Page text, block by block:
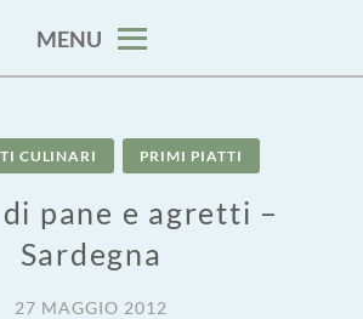
MENU
CULINARI PRIMI PIATTI
pane e agretti –
Sardegna
27 MAGGIO 2012